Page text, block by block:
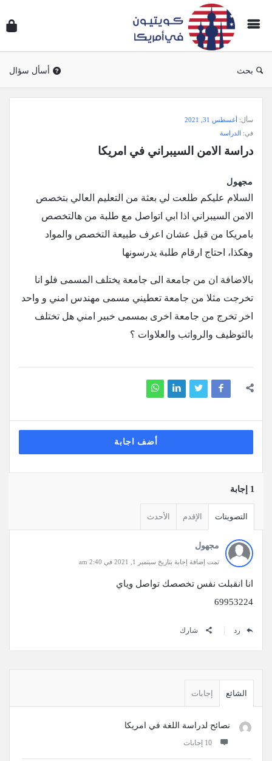
بحث أسأل سؤال
وجواب
أمريكا
الاحدث
أسئلة
سأل: أغسطس 31, 2021
في: الدراسة
دراسة الامن السيبراني في امريكا
مجهول
السلام عليكم طلعت لي بعثة من التعليم العالي بتخصص
الامن السيبراني اذا ابي اتواصل مع طلبة من هالتخصص
بامريكا من قبل عشان اعرف طبيعة التخصص والمواد
وهكذا، احتاج ارقام طلبة يدرسونها
بالاضافة ان من جامعة الى جامعة يختلف المسمى فلو انا
تخرجت مثلا من جامعة تعطيني مسمى مهندس امني و واحد
اخر تخرج من جامعة اخرى بمسمى خبير امني هل تختلف
بالتوظيف والرواتب والعلاوات ؟
أضف اجابة
‫1 إجابة
التصويتات الإقدم الأحدث
مجهول
تمت إضافة إجابة بتاريخ سبتمبر 1, 2021 في 2:40 am
انا انقبلت نفس تخصصك تواصل وياي
69953224
رد شارك
الجانبيةالشائع إجابات
نصائح لدراسة اللغة في امريكا
‫10 إجابات